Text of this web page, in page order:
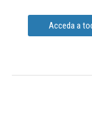
Acceda a